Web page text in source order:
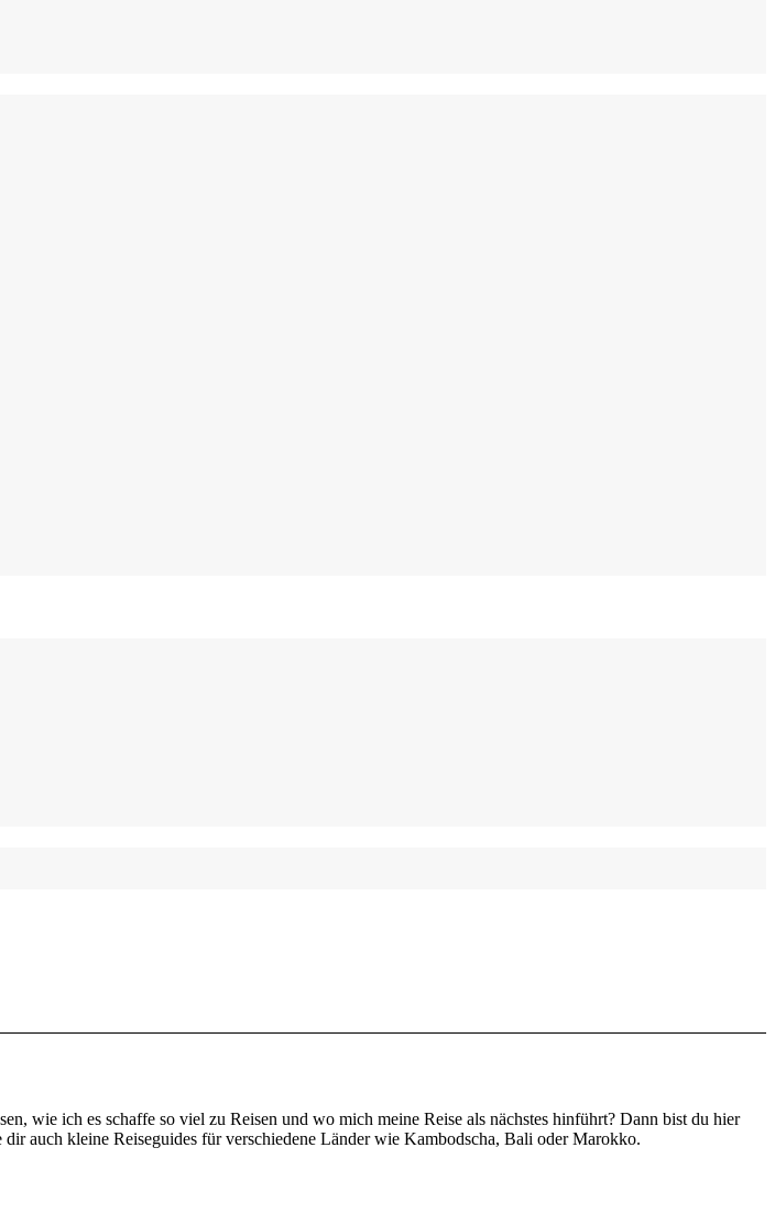
wie ich es schaffe so viel zu Reisen und wo mich meine Reise als nächstes hinführt? Dann bist du hier
auch kleine Reiseguides für verschiedene Länder wie Kambodscha, Bali oder Marokko.